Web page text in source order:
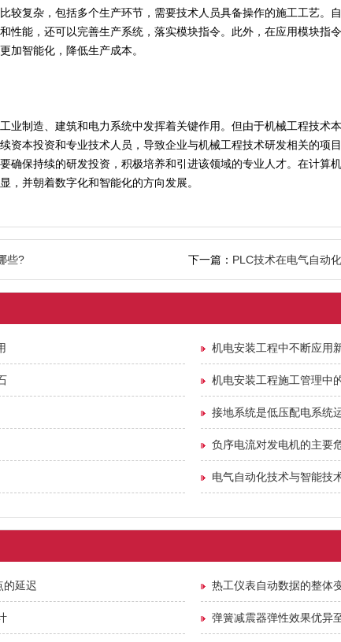
较复杂，包括多个生产环节，需要技术人员具备操作的施工工艺。
性能，还可以完善生产系统，落实模块指令。此外，在应用模块指
加智能化，降低生产成本。
业制造、建筑和电力系统中发挥着关键作用。但由于机械工程技术
资本投资和专业技术人员，导致企业与机械工程技术研发相关的项
确保持续的研发投资，积极培养和引进该领域的专业人才。在计算
，并朝着数字化和智能化的方向发展。
些? 下一篇： PLC技术在电气自动
机电安装工程中不断应用
机电安装工程施工管理中
接地系统是低压配电系统
负序电流对发电机的主要
电气自动化技术与智能技
的延迟 热工仪表自动数据的整体
弹簧减震器弹性效果优异